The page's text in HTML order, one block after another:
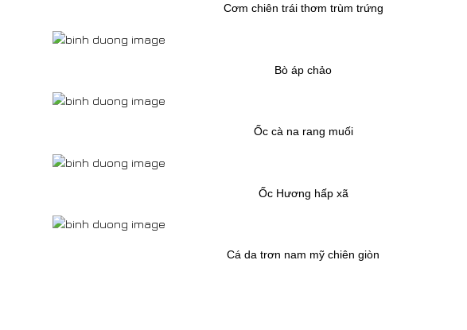
Cơm chiên trái thơm trùm trứng
Bò áp chảo
Ốc cà na rang muối
Ốc Hương hấp xã
Cá da trơn nam mỹ chiên giòn